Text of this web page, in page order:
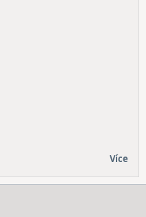
Více